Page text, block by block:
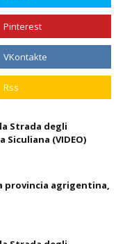
Strada degli
(VIDEO)
provincia agrigentina,